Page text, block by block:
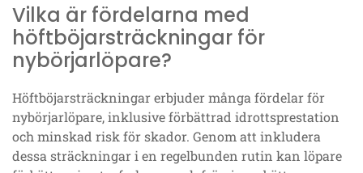
Vilka är fördelarna med
höftböjarsträckningar för
nybörjarlöpare?
Höftböjarsträckningar erbjuder många fördelar för
nybörjarlöpare, inklusive förbättrad idrottsprestation
och minskad risk för skador. Genom att inkludera
dessa sträckningar i en regelbunden rutin kan löpare